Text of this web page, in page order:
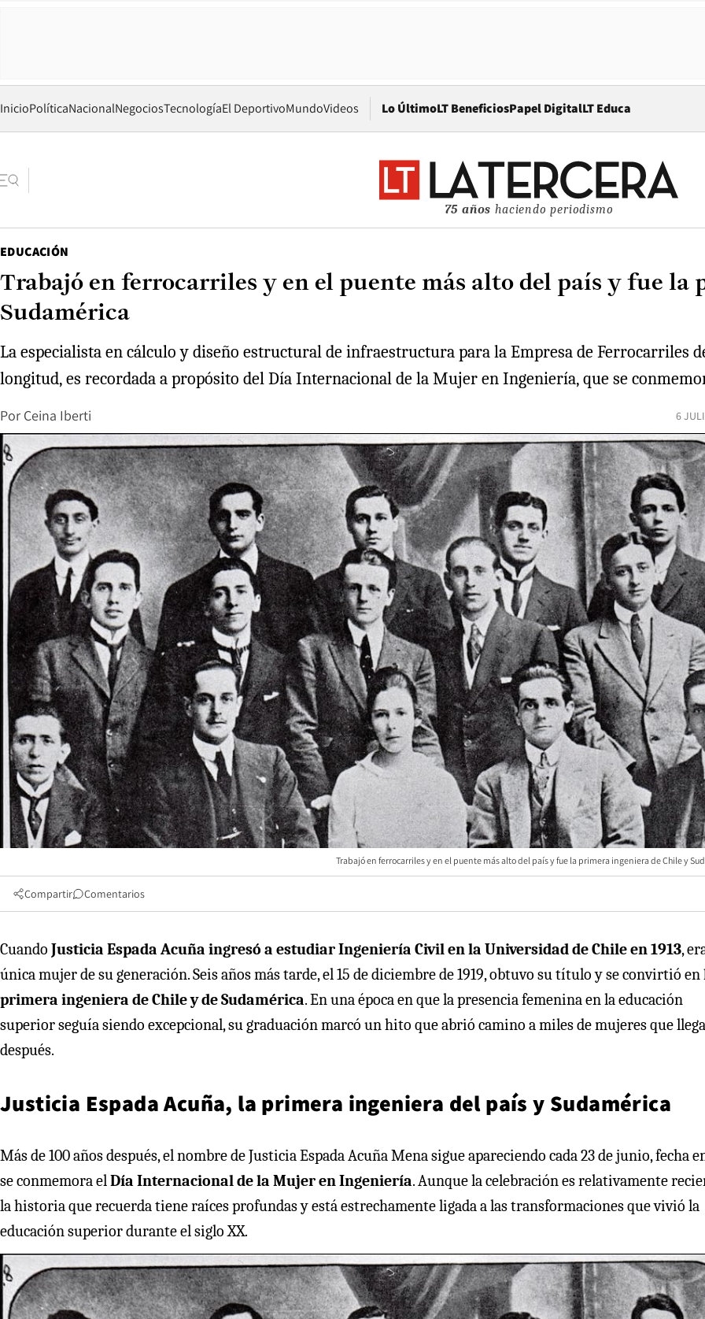
InicioPolíticaNacionalNegociosTecnologíaEl DeportivoMundoVideos Lo ÚltimoLT BeneficiosPapel DigitalOpens in new window
LT Educa
75 años haciendo periodismo
EDUCACIÓN
Trabajó en ferrocarriles y en el puente más alto del país y fue la
Sudamérica
La especialista en cálculo y diseño estructural de infraestructura para la Empresa de Ferrocarriles
longitud, es recordada a propósito del Día Internacional de la Mujer en Ingeniería, que se
Por Ceina Iberti 6
Trabajó en ferrocarriles y en el puente más alto del país y fue la primera ingeniera de Chile y
Compartir Comentarios
Cuando Justicia Espada Acuña ingresó a estudiar Ingeniería Civil en la Universidad de Chile en 1913,
única mujer de su generación. Seis años más tarde, el 15 de diciembre de 1919, obtuvo su título y se convirtió en
primera ingeniera de Chile y de Sudamérica. En una época en que la presencia femenina en la educación
superior seguía siendo excepcional, su graduación marcó un hito que abrió camino a miles de mujeres que
después.
Justicia Espada Acuña, la primera ingeniera del país y Sudamérica
Más de 100 años después, el nombre de Justicia Espada Acuña Mena sigue apareciendo cada 23 de junio, fecha
se conmemora elDía Internacional de la Mujer en Ingeniería. Aunque la celebración es relativamente
la historia que recuerda tiene raíces profundas y está estrechamente ligada a las transformaciones que vivió la
educación superior durante el siglo XX.